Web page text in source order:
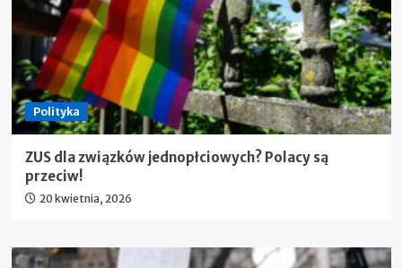
Polityka
ZUS dla związków jednopłciowych? Polacy są
przeciw!
20 kwietnia, 2026